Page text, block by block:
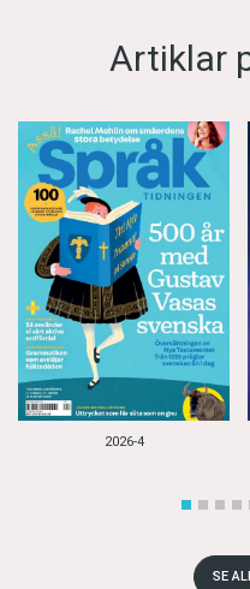
Artiklar
2026-4
SE